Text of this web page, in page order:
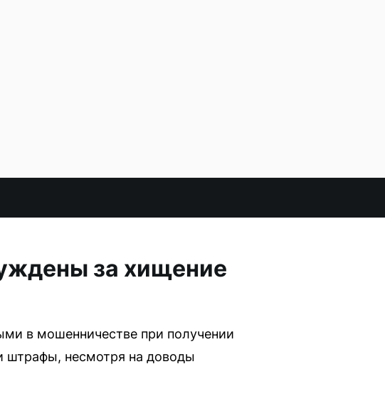
за хищение
в мошенничестве при получении
штрафы, несмотря на доводы